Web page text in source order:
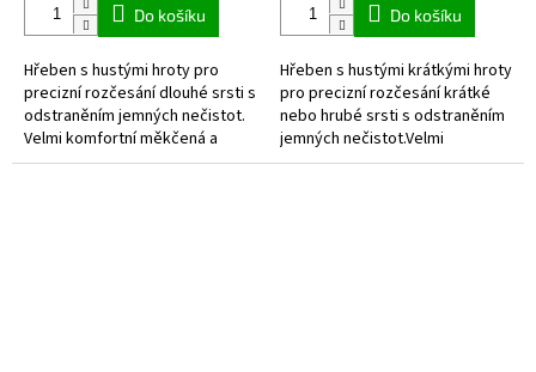
Do košíku
Hřeben s hustými hroty pro
precizní rozčesání dlouhé srsti s
odstraněním jemných nečistot.
Velmi komfortní měkčená a
neklouzavá rukojeť.
Do košíku
Hřeben s hustými krátkými hroty
pro precizní rozčesání krátké
nebo hrubé srsti s odstraněním
jemných nečistot.Velmi
komfortní měkčená a